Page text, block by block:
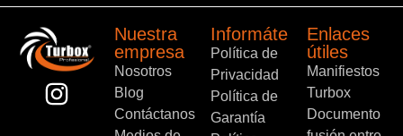
Nuestra
empresa
Nosotros
Blog
Contáctanos
Informáte
Política de
Privacidad
Política de
Garantía
Enlaces
útiles
Manifiestos
Turbox
Documento